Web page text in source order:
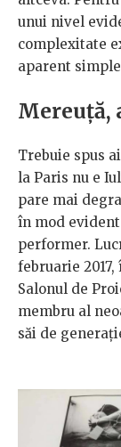
unui nivel
complexitate
aparent
Mereuță,
Trebuie spus
la Paris nu e
pare mai
în mod
performer.
februarie
Salonul de
membru al
săi de